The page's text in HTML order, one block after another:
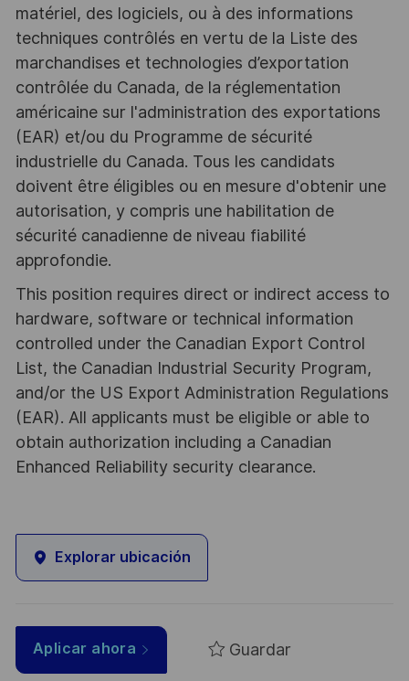
matériel, des logiciels, ou à des informations
techniques contrôlés en vertu de la Liste des
marchandises et technologies d’exportation
contrôlée du Canada, de la réglementation
américaine sur l'administration des exportations
(EAR) et/ou du Programme de sécurité
industrielle du Canada. Tous les candidats
doivent être éligibles ou en mesure d'obtenir une
autorisation, y compris une habilitation de
sécurité canadienne de niveau fiabilité
approfondie.
This position requires direct or indirect access to
hardware, software or technical information
controlled under the Canadian Export Control
List, the Canadian Industrial Security Program,
and/or the US Export Administration Regulations
(EAR). All applicants must be eligible or able to
obtain authorization including a Canadian
Enhanced Reliability security clearance.
Explorar ubicación
Aplicar ahora Guardar